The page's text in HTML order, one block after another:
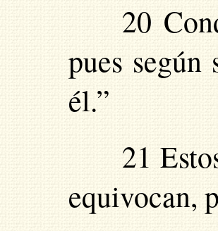
20
pues
él.”
21
equivocan,